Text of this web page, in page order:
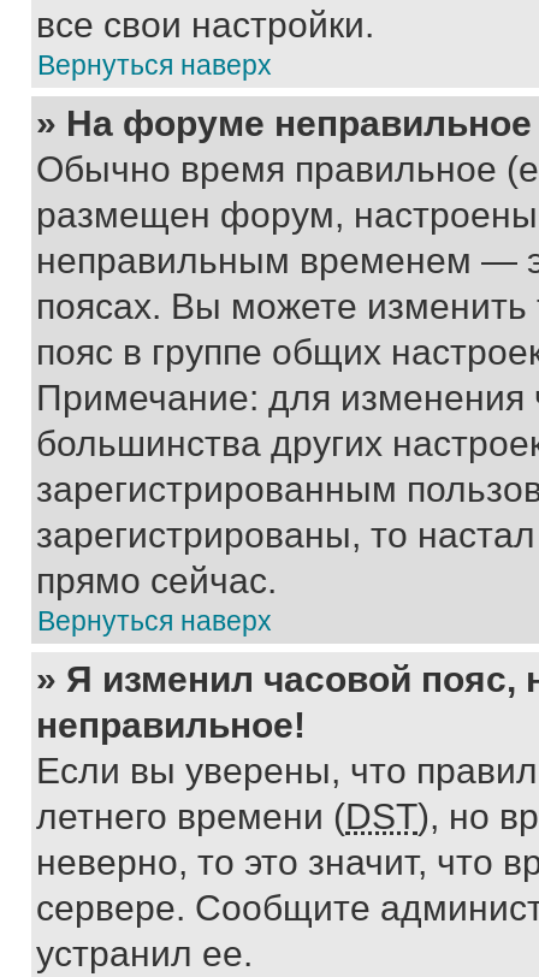
все свои настройки.
Вернуться наверх
» На форуме
Обычно время правильное
размещен форум, настроены
неправильным временем —
поясах. Вы можете изменить
пояс в группе общих
Примечание: для изменения
большинства других
зарегистрированным
зарегистрированы, то
прямо сейчас.
Вернуться наверх
» Я изменил часовой пояс,
неправильное!
Если вы уверены, что
летнего времени (DST), но
неверно, то это значит, что
сервере. Сообщите
устранил ее.